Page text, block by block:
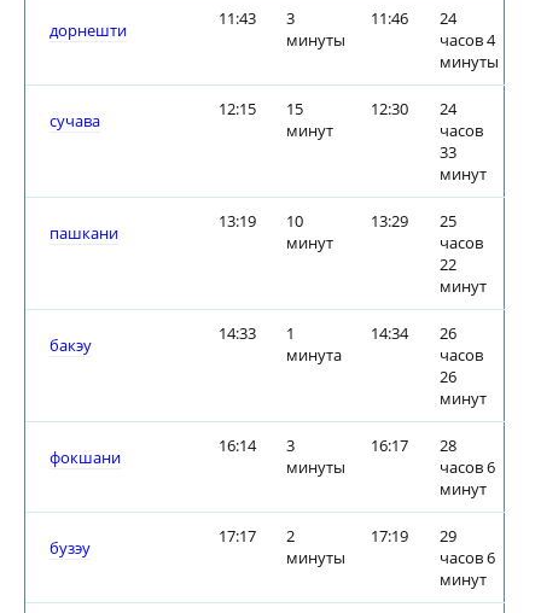
дорнешти
11:43
3
минуты
11:46
24
часов 4
минуты
сучава
12:15
15
минут
12:30
24
часов
33
минут
пашкани
13:19
10
минут
13:29
25
часов
22
минут
бакэу
14:33
1
минута
14:34
26
часов
26
минут
фокшани
16:14
3
минуты
16:17
28
часов 6
минут
бузэу
17:17
2
минуты
17:19
29
часов 6
минут